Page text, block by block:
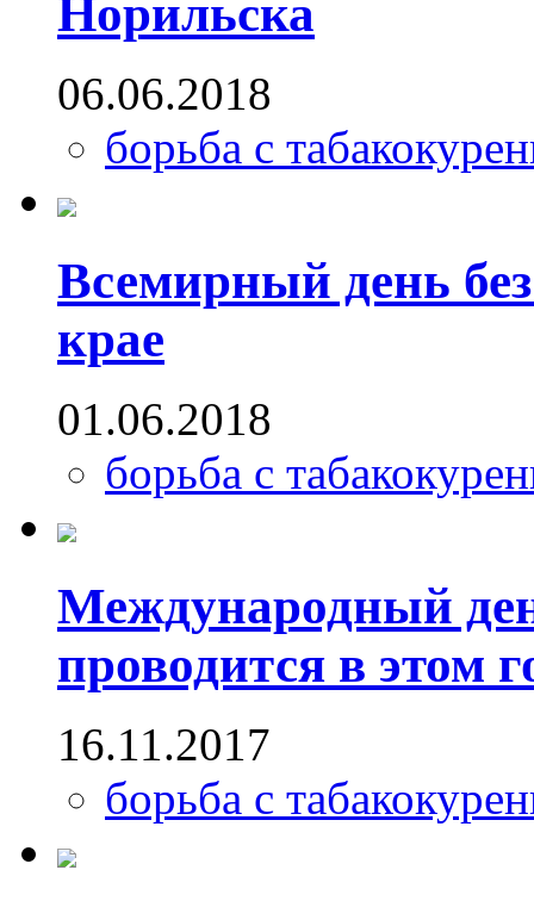
Норильска
06.06.2018
борьба с
Всемирный день
крае
01.06.2018
борьба с
Международный
проводится в этом
16.11.2017
борьба с